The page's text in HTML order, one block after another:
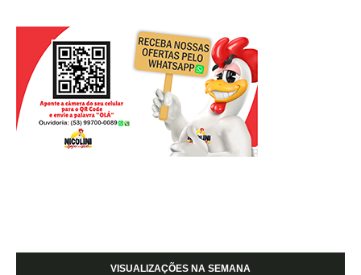
VISUALIZAÇÕES NA SEMANA